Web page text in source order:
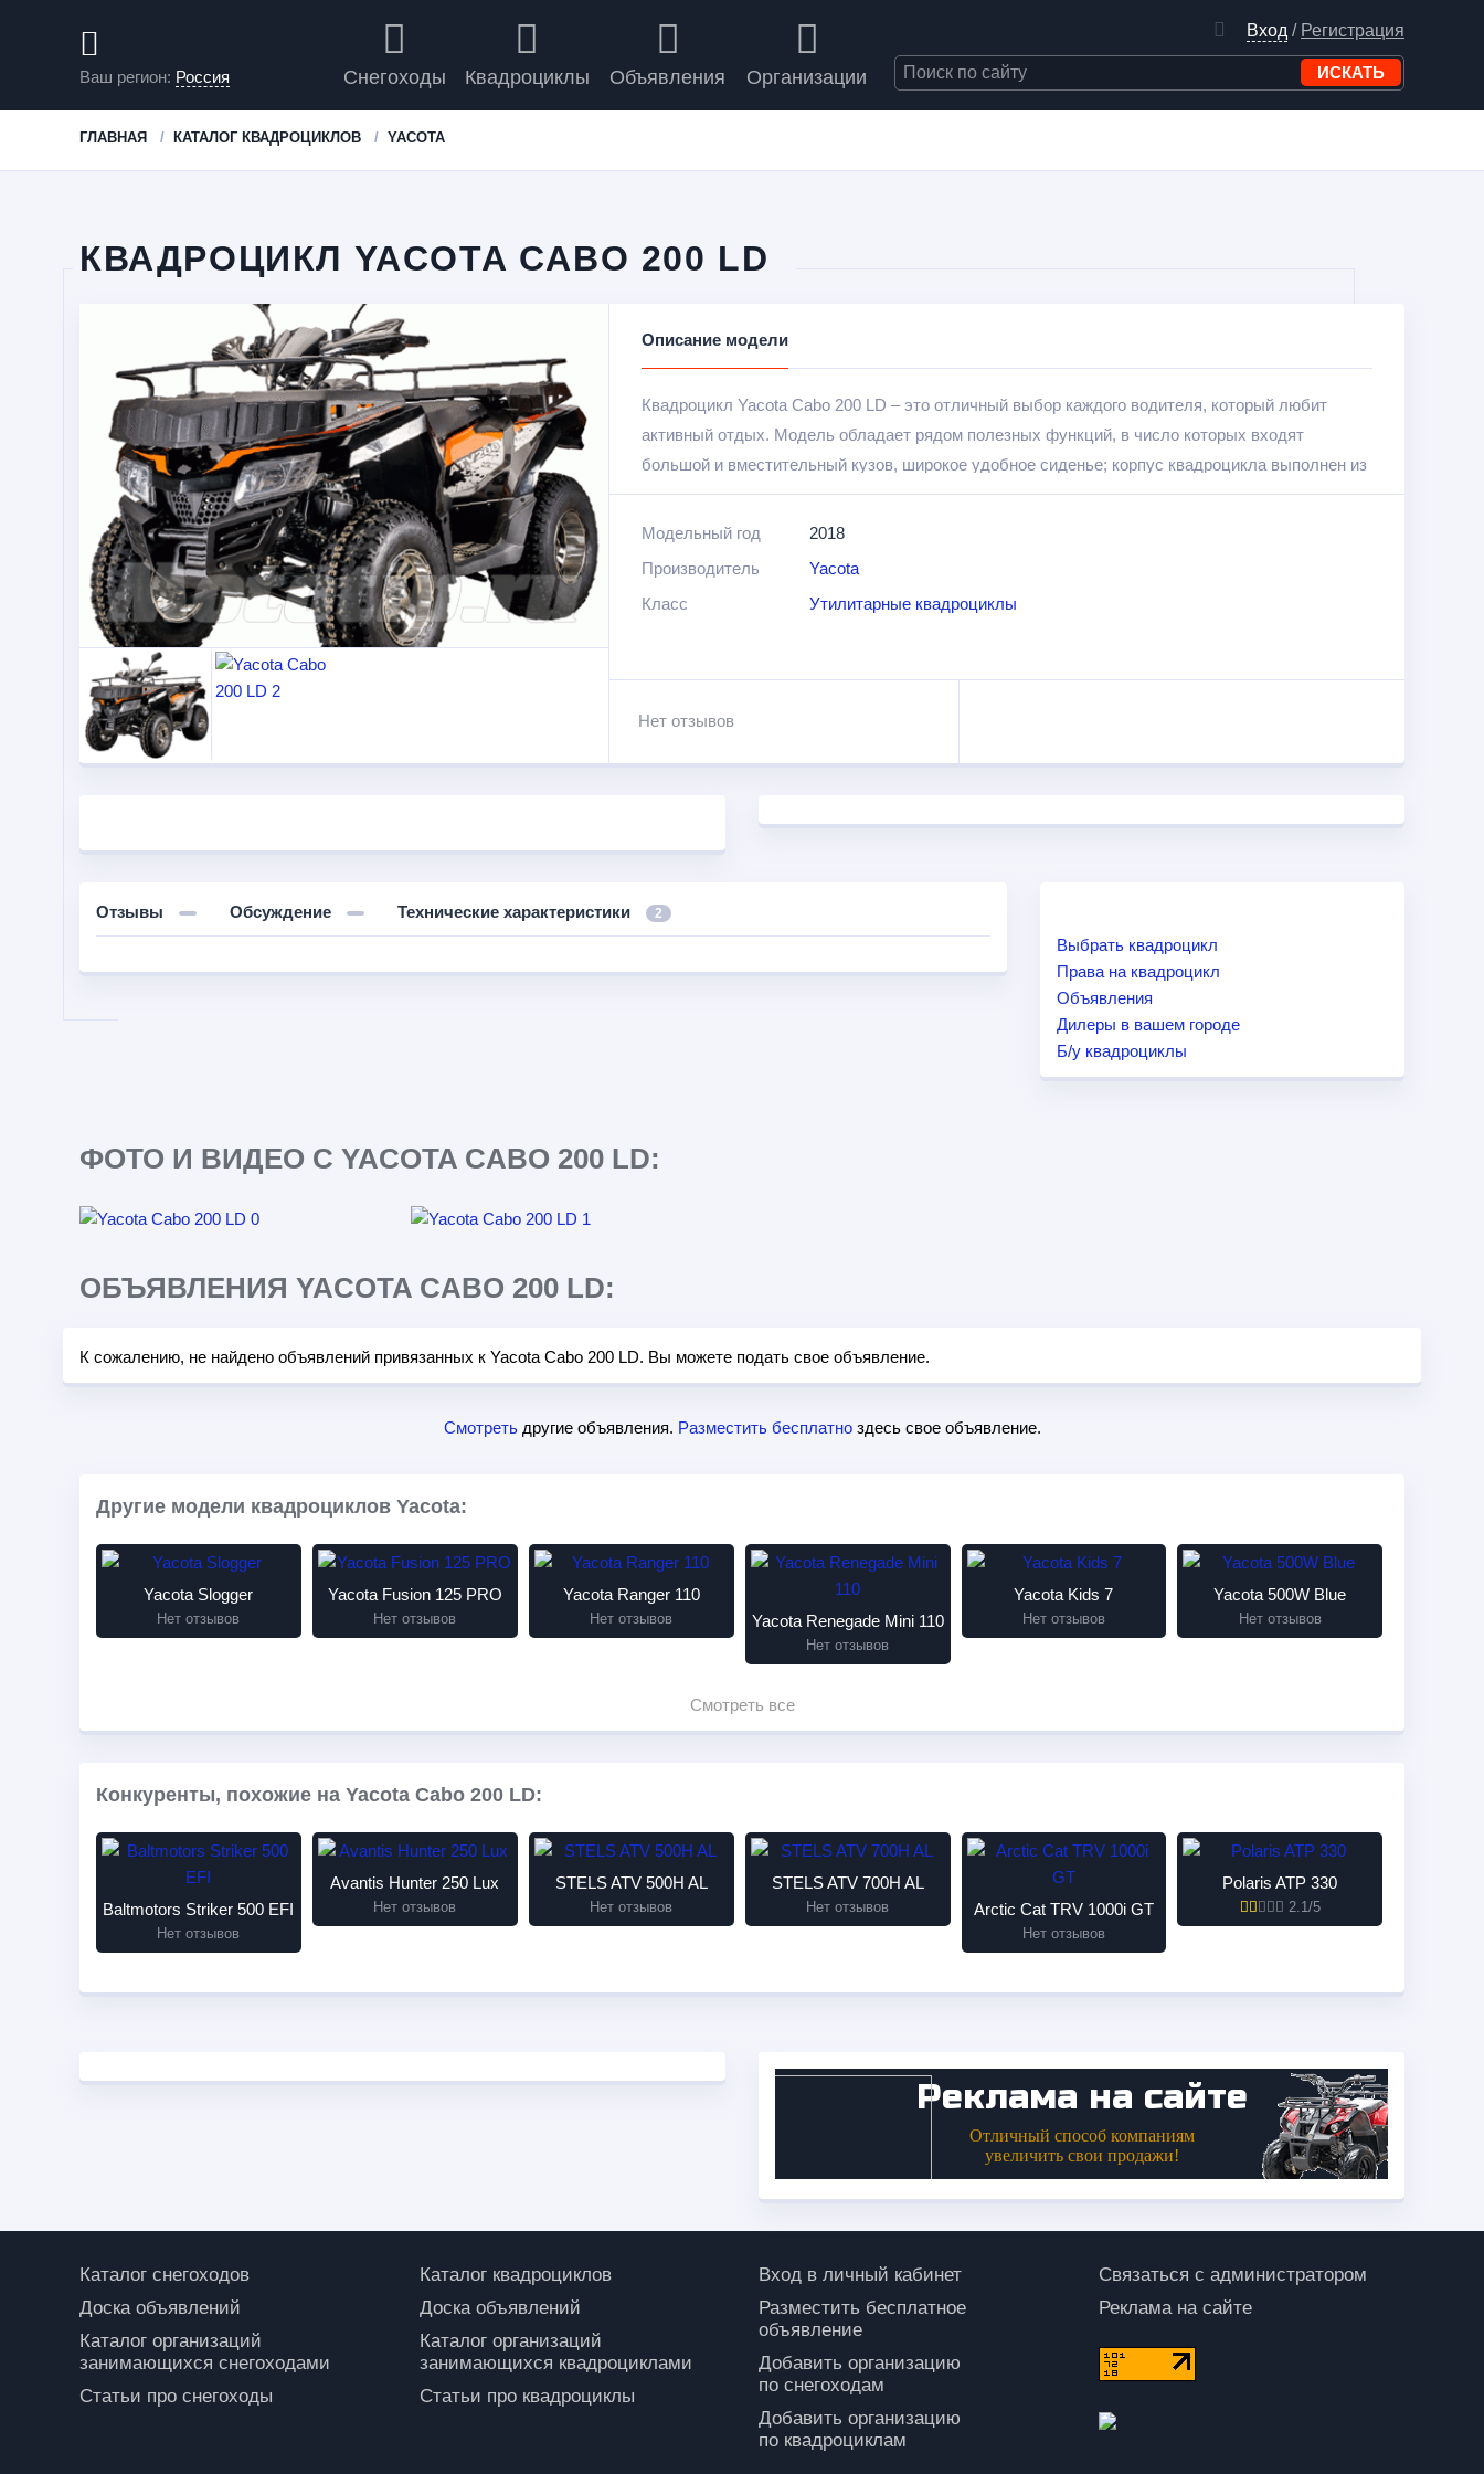
Ваш регион: Россия
Вход / Регистрация
Снегоходы Квадроциклы Объявления Организации
ГЛАВНАЯ КАТАЛОГ КВАДРОЦИКЛОВ YACOTA
КВАДРОЦИКЛ YACOTA CABO 200 LD
Описание модели
Квадроцикл Yacota Cabo 200 LD – это отличный выбор каждого водителя, который любит
активный отдых. Модель обладает рядом полезных функций, в число которых входят
большой и вместительный кузов, широкое удобное сиденье; корпус квадроцикла выполнен из
морозостойкого пластика, а светодиодные габаритные огни позволят чувствовать себя на
дороге комфортнее.
Модельный год
2018
Производитель
Yacota
Класс
Утилитарные квадроциклы
Нет отзывов
Отзывы Обсуждение Технические характеристики 2
Выбрать квадроцикл
Права на квадроцикл
Объявления
Дилеры в вашем городе
Б/у квадроциклы
ФОТО И ВИДЕО С YACOTA CABO 200 LD:
ОБЪЯВЛЕНИЯ YACOTA CABO 200 LD:
К сожалению, не найдено объявлений привязанных к Yacota Cabo 200 LD. Вы можете подать свое объявление.
Смотретьдругие объявления. Разместить бесплатноздесь свое объявление.
Другие модели квадроциклов Yacota:
Yacota Slogger
Нет отзывов
Yacota Fusion 125 PRO
Нет отзывов
Yacota Ranger 110
Нет отзывов Yacota Renegade Mini 110
Нет отзывов
Yacota Kids 7
Нет отзывов
Yacota 500W Blue
Нет отзывов
Смотреть все
Конкуренты, похожие на Yacota Cabo 200 LD:
Baltmotors Striker 500 EFI
Нет отзывов
Avantis Hunter 250 Lux
Нет отзывов
STELS ATV 500H AL
Нет отзывов
STELS ATV 700H AL
Нет отзывов Arctic Cat TRV 1000i GT
Нет отзывов
Polaris ATP 330
2.1/5
Каталог снегоходов
Доска объявлений
Каталог организаций
занимающихся снегоходами
Статьи про снегоходы
Каталог квадроциклов
Доска объявлений
Каталог организаций
занимающихся квадроциклами
Статьи про квадроциклы
Вход в личный кабинет
Разместить бесплатное
объявление
Добавить организацию
по снегоходам
Добавить организацию
по квадроциклам
Связаться с администратором
Реклама на сайте